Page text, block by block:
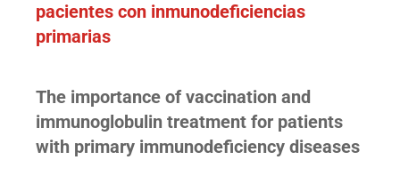
pacientes con inmunodeficiencias
primarias
The importance of vaccination and
immunoglobulin treatment for patients
with primary immunodeficiency diseases